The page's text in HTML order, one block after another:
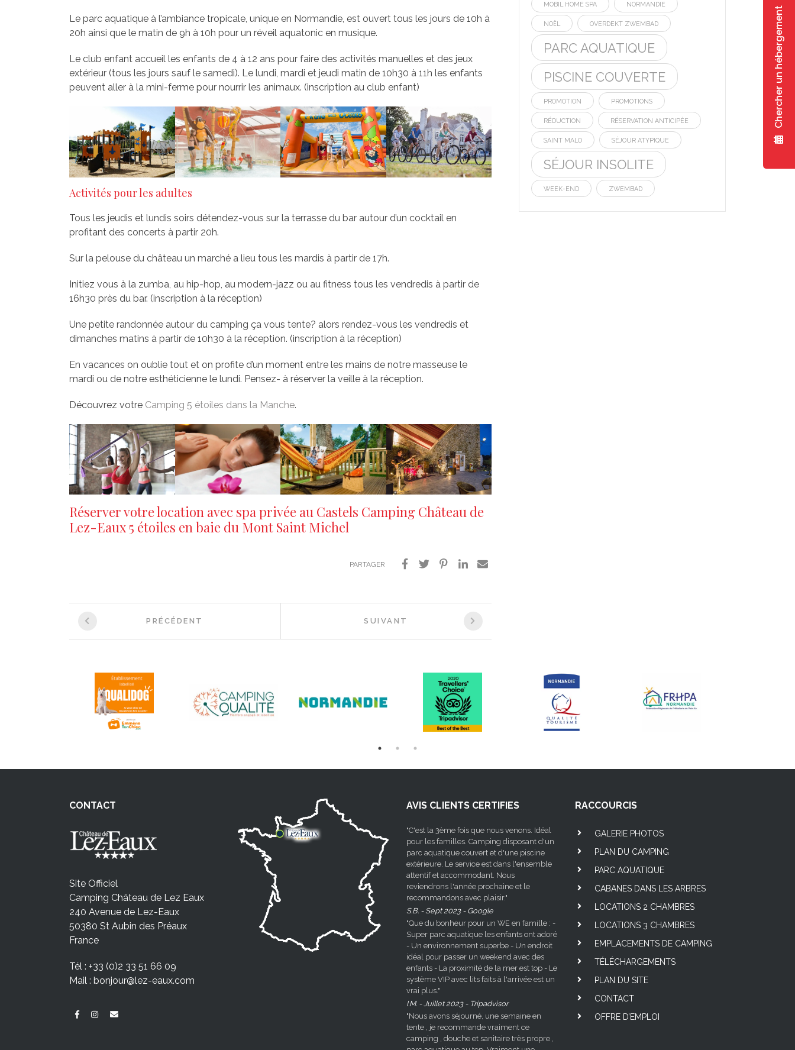
Chercher un hébergement
Le parc aquatique à l’ambiance tropicale, unique en Normandie, est ouvert tous les jours de 10h à
20h ainsi que le matin de 9h à 10h pour un réveil aquatonic en musique.
Le club enfant accueil les enfants de 4 à 12 ans pour faire des activités manuelles et des jeux
extérieur (tous les jours sauf le samedi). Le lundi, mardi et jeudi matin de 10h30 à 11h les enfants
peuvent aller à la mini-ferme pour nourrir les animaux. (inscription au club enfant)
Activités pour les adultes
Tous les jeudis et lundis soirs détendez-vous sur la terrasse du bar autour d’un cocktail en
profitant des concerts à partir 20h.
Sur la pelouse du château un marché a lieu tous les mardis à partir de 17h.
Initiez vous à la zumba, au hip-hop, au modern-jazz ou au fitness tous les vendredis à partir de
16h30 près du bar. (inscription à la réception)
Une petite randonnée autour du camping ça vous tente? alors rendez-vous les vendredis et
dimanches matins à partir de 10h30 à la réception. (inscription à la réception)
En vacances on oublie tout et on profite d’un moment entre les mains de notre masseuse le
mardi ou de notre esthéticienne le lundi. Pensez- à réserver la veille à la réception.
Découvrez votre Camping 5 étoiles dans la Manche.
Réserver votre location avec spa privée au Castels Camping Château de
Lez-Eaux 5 étoiles en baie du Mont Saint Michel
PARTAGER
entre
les
PRÉCÉDENT SUIVANT
MOBIL HOME SPA NORMANDIE
NOËL OVERDEKT ZWEMBAD
PARC AQUATIQUE
PISCINE COUVERTE
PROMOTION PROMOTIONS
RÉDUCTION RÉSERVATION ANTICIPÉE
SAINT MALO SÉJOUR ATYPIQUE
SÉJOUR INSOLITE
WEEK-END ZWEMBAD
CONTACT
Site Officiel
Camping Château de Lez Eaux
240 Avenue de Lez-Eaux
50380 St Aubin des Préaux
France
Tél : +33 (0)2 33 51 66 09
Mail : bonjour@lez-eaux.com
AVIS CLIENTS CERTIFIES
"C'est la 3ème fois que nous venons. Idéal
pour les familles. Camping disposant d'un
parc aquatique couvert et d'une piscine
extérieure. Le service est dans l'ensemble
attentif et accommodant. Nous
reviendrons l'année prochaine et le
recommandons avec plaisir."
S.B. - Sept 2023 - Google
"Que du bonheur pour un WE en famille : -
Super parc aquatique les enfants ont adoré
- Un environnement superbe - Un endroit
idéal pour passer un weekend avec des
enfants - La proximité de la mer est top - Le
système VIP avec lits faits à l'arrivée est un
vrai plus."
I.M. - Juillet 2023 - Tripadvisor
"Nous avons séjourné, une semaine en
tente , je recommande vraiment ce
camping , douche et sanitaire très propre ,
RACCOURCIS
GALERIE PHOTOS
PLAN DU CAMPING
PARC AQUATIQUE
CABANES DANS LES ARBRES
LOCATIONS 2 CHAMBRES
LOCATIONS 3 CHAMBRES
EMPLACEMENTS DE CAMPING
TÉLÉCHARGEMENTS
PLAN DU SITE
CONTACT
OFFRE D’EMPLOI